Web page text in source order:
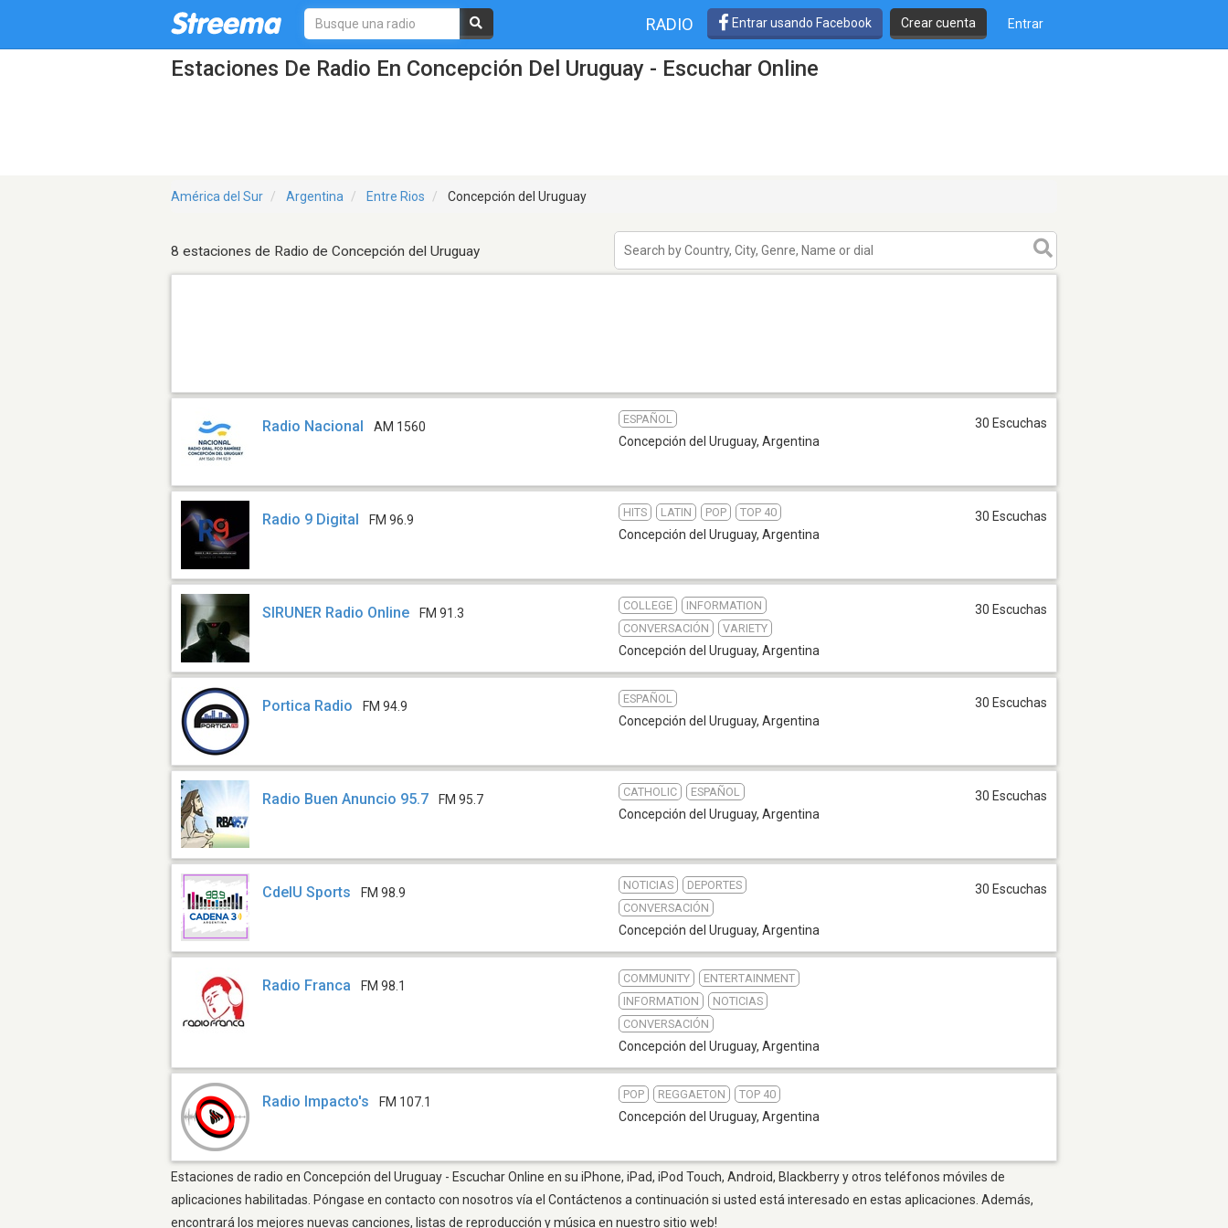
RADIO Entrar usando Facebook Crear cuenta Entrar
Estaciones De Radio En Concepción Del Uruguay - Escuchar Online
América del Sur Argentina Entre Rios Concepción del Uruguay
8 estaciones de Radio de Concepción del Uruguay
Radio Nacional AM 1560
ESPAÑOL
Concepción del Uruguay, Argentina
30 Escuchas
Radio 9 Digital FM 96.9
HITS LATIN POP TOP 40
Concepción del Uruguay, Argentina
30 Escuchas
SIRUNER Radio Online FM 91.3
COLLEGE
INFORMATION
CONVERSACIÓN
VARIETY
Concepción del Uruguay, Argentina
30 Escuchas
Portica Radio FM 94.9
ESPAÑOL
Concepción del Uruguay, Argentina
30 Escuchas
Radio Buen Anuncio 95.7 FM 95.7
CATHOLIC ESPAÑOL
Concepción del Uruguay, Argentina
30 Escuchas
CdelU Sports FM 98.9
NOTICIAS
DEPORTES
CONVERSACIÓN
Concepción del Uruguay, Argentina
30 Escuchas
Radio Franca FM 98.1
COMMUNITY
ENTERTAINMENT
INFORMATION
NOTICIAS
CONVERSACIÓN
Concepción del Uruguay, Argentina
Radio Impacto's FM 107.1
POP REGGAETON TOP 40
Concepción del Uruguay, Argentina
Estaciones de radio en Concepción del Uruguay - Escuchar Online en su iPhone, iPad, iPod Touch, Android, Blackberry y otros teléfonos móviles de
aplicaciones habilitadas. Póngase en contacto con nosotros vía el Contáctenos a continuación si usted está interesado en estas aplicaciones. Además,
encontrará los mejores nuevas canciones, listas de reproducción y música en nuestro sitio web!